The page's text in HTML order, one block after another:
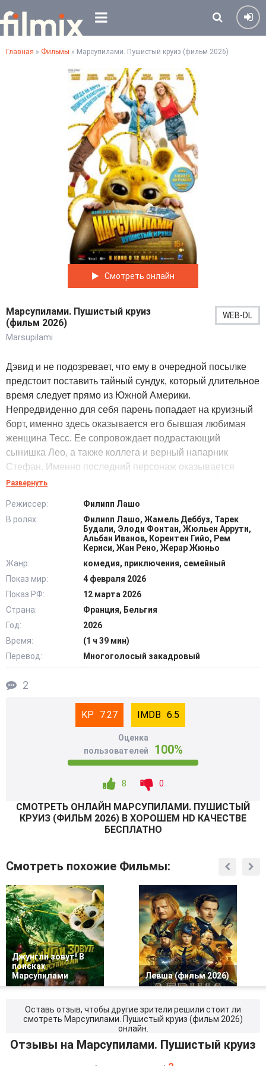
Главная » Фильмы » Марсупилами. Пушистый круиз (фильм 2026)
Смотреть онлайн
Марсупилами. Пушистый круиз
(фильм 2026)
Marsupilami
WEB-DL
Дэвид и не подозревает, что ему в очередной посылке
предстоит поставить тайный сундук, который длительное
время следует прямо из Южной Америки.
Непредвиденно для себя парень попадает на круизный
борт, именно здесь оказывается его бывшая любимая
женщина Тесс. Ее сопровождает подрастающий
сынишка Лео, а также коллега и верный напарник
Стефан. Именно последний персонаж оказывается
секретно замешан в транспортировке той самой
вскрывается та самая непонятная передачка. Из ни
откуда появился симпатичный парень Марсупилами.
Далее приключение переходит в разряд
непредсказуемого хаоса. Отныне запущена пугающая и
непредсказуемая гонка. Дэвид обязан связаться с
близкими людьми, найти в них истинную поддержку.
Только в такой способ главный герой может сплотиться с
еще оставшимися в ограниченном пространстве
друзьями, устранить врагов. Важно не сдаваться, идти
до конца, смотря мечте в глаза. @Filmix.fan
Развернуть
Режиссер:
Филипп Лашо
В ролях:
Филипп Лашо, Жамель Деббуз, Тарек
Будали, Элоди Фонтан, Жюльен Аррути,
Альбан Иванов, Корентен Гийо, Рем
Кериси, Жан Рено, Жерар Жюньо
Жанр:
комедия, приключения, семейный
Показ мир:
4 февраля 2026
Показ РФ:
12 марта 2026
Страна:
Франция, Бельгия
Год:
2026
Время:
(1 ч 39 мин)
Перевод:
Многоголосый закадровый
2
7.27 6.5
Оценка
пользователей
100%
8 0
СМОТРEТЬ ОНЛАЙН МАРСУПИЛАМИ. ПУШИСТЫЙ
КРУИЗ (ФИЛЬМ 2026) В ХОРОШЕМ HD КАЧЕСТВЕ
БЕСПЛАТНО
Смотреть похожие Фильмы:
Джунгли зовут! В
поисках
Марсупилами
Левша (фильм 2026)
Оставь отзыв, чтобы другие зрители решили стоит ли
смотреть Марсупилами. Пушистый круиз (фильм 2026)
онлайн.
Отзывы на Марсупилами. Пушистый круиз